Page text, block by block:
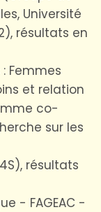
Université
résultats en
: Femmes
et relation
co-
sur les
résultats
- FAGEAC -